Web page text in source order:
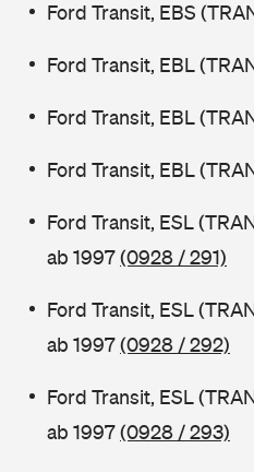
Ford Transit, EBS
Ford Transit, EBL
Ford Transit, EBL
Ford Transit, EBL
Ford Transit, ESL
ab 1997(0928 / 291)
Ford Transit, ESL
ab 1997(0928 / 292)
Ford Transit, ESL
ab 1997(0928 / 293)